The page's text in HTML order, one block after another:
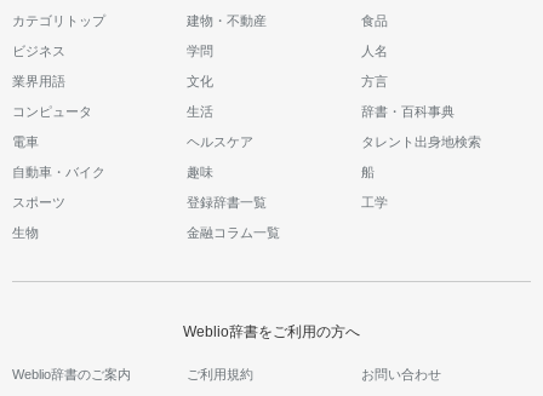
カテゴリトップ 建物・不動産 食品
ビジネス 学問 人名
業界用語 文化 方言
コンピュータ 生活 辞書・百科事典
電車 ヘルスケア タレント出身地検索
自動車・バイク 趣味 船
スポーツ 登録辞書一覧 工学
生物 金融コラム一覧
Weblio辞書をご利用の方へ
Weblio辞書のご案内 ご利用規約 お問い合わせ